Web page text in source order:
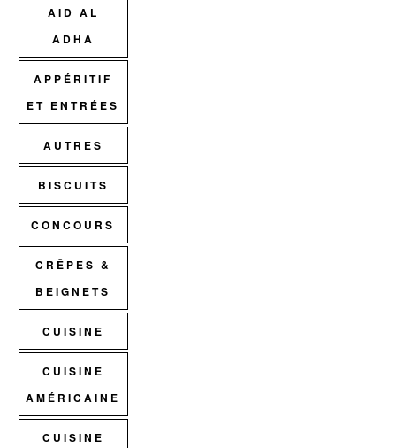
AID AL
ADHA
APPÉRITIF
ET ENTRÉES
AUTRES
BISCUITS
CONCOURS
CRÊPES &
BEIGNETS
CUISINE
CUISINE
AMÉRICAINE
CUISINE